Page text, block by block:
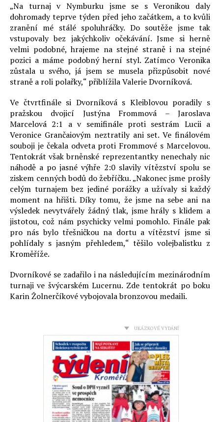
„Na turnaj v Nymburku jsme se s Veronikou daly
dohromady teprve týden před jeho začátkem, a to kvůli
zranění mé stálé spoluhráčky. Do soutěže jsme tak
vstupovaly bez jakýchkoliv očekávání. Jsme si herně
velmi podobné, hrajeme na stejné straně i na stejné
pozici a máme podobný herní styl. Zatímco Veronika
zůstala u svého, já jsem se musela přizpůsobit nové
straně a roli polařky,“ přiblížila Valerie Dvorníková.
Ve čtvrtfinále si Dvorníková s Kleiblovou poradily s
pražskou dvojicí Justýna Frommová – Jaroslava
Marcelová 2:1 a v semifinále proti sestrám Lucii a
Veronice Grančaiovým neztratily ani set. Ve finálovém
souboji je čekala odveta proti Frommové s Marcelovou.
Tentokrát však brněnské reprezentantky nenechaly nic
náhodě a po jasné výhře 2:0 slavily vítězství spolu se
ziskem cenných bodů do žebříčku. „Nakonec jsme prošly
celým turnajem bez jediné porážky a užívaly si každý
moment na hřišti. Díky tomu, že jsme na sebe ani na
výsledek nevytvářely žádný tlak, jsme hrály s klidem a
jistotou, což nám psychicky velmi pomohlo. Finále pak
pro nás bylo třešničkou na dortu a vítězství jsme si
pohlídaly s jasným přehledem,“ těšilo volejbalistku z
Kroměříže.
Dvorníkové se zadařilo i na následujícím mezinárodním
turnaji ve švýcarském Lucernu. Zde tentokrát po boku
Karin Žolnerčíkové vybojovala bronzovou medaili.
UKÁZKOVÉ VYDÁNÍ